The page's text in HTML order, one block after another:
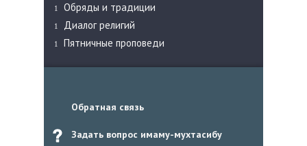
Обряды и традиции
Диалог религий
Пятничные проповеди
Обратная связь
Задать вопрос имаму-мухтасибу